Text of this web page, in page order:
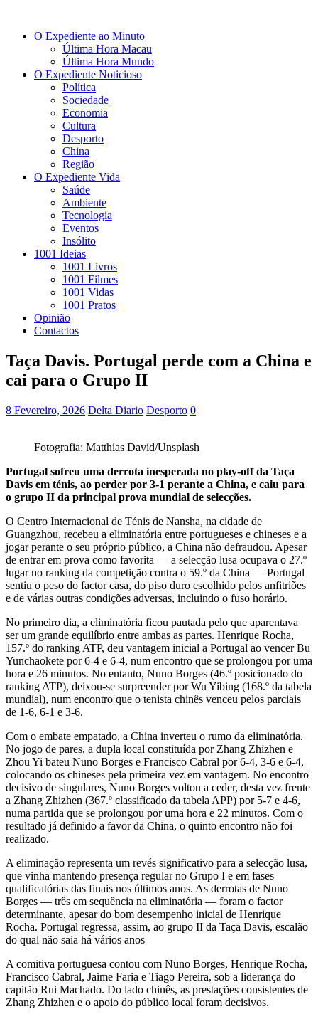
O Expediente ao Minuto
Última Hora Macau
Última Hora Mundo
O Expediente Noticioso
Política
Sociedade
Economia
Cultura
Desporto
China
Região
O Expediente Vida
Saúde
Ambiente
Tecnologia
Eventos
Insólito
1001 Ideias
1001 Livros
1001 Filmes
1001 Vidas
1001 Pratos
Opinião
Contactos
Taça Davis. Portugal perde com a China e
cai para o Grupo II
8 Fevereiro, 2026 Delta Diario Desporto 0
Fotografia: Matthias David/Unsplash
Portugal sofreu uma derrota inesperada no play-off da Taça
Davis em ténis, ao perder por 3-1 perante a China, e caiu para
o grupo II da principal prova mundial de selecções.
O Centro Internacional de Ténis de Nansha, na cidade de
Guangzhou, recebeu a eliminatória entre portugueses e chineses e a
jogar perante o seu próprio público, a China não defraudou. Apesar
de entrar em prova como favorita — a selecção lusa ocupava o 27.º
lugar no ranking da competição contra o 59.º da China — Portugal
sentiu o peso do factor casa, do piso duro escolhido pelos anfitriões
e de várias outras condições adversas, incluindo o fuso horário.
No primeiro dia, a eliminatória ficou pautada pelo que aparentava
ser um grande equilíbrio entre ambas as partes. Henrique Rocha,
157.º do ranking ATP, deu vantagem inicial a Portugal ao vencer Bu
Yunchaokete por 6-4 e 6-4, num encontro que se prolongou por uma
hora e 26 minutos. No entanto, Nuno Borges (46.º posicionado do
ranking ATP), deixou-se surpreender por Wu Yibing (168.º da tabela
mundial), num encontro que o tenista chinês venceu pelos parciais
de 1-6, 6-1 e 3-6.
Com o embate empatado, a China inverteu o rumo da eliminatória.
No jogo de pares, a dupla local constituída por Zhang Zhizhen e
Zhou Yi bateu Nuno Borges e Francisco Cabral por 6-4, 3-6 e 6-4,
colocando os chineses pela primeira vez em vantagem. No encontro
decisivo de singulares, Nuno Borges voltou a ceder, desta vez frente
a Zhang Zhizhen (367.º classificado da tabela APP) por 5-7 e 4-6,
numa partida que se prolongou por uma hora e 22 minutos. Com o
resultado já definido a favor da China, o quinto encontro não foi
realizado.
A eliminação representa um revés significativo para a selecção lusa,
que vinha mantendo presença regular no Grupo I e em fases
qualificatórias das finais nos últimos anos. As derrotas de Nuno
Borges — três em sequência na eliminatória — foram o factor
determinante, apesar do bom desempenho inicial de Henrique
Rocha. Portugal regressa, assim, ao grupo II da Taça Davis, escalão
do qual não saia há vários anos
A comitiva portuguesa contou com Nuno Borges, Henrique Rocha,
Francisco Cabral, Jaime Faria e Tiago Pereira, sob a liderança do
capitão Rui Machado. Do lado chinês, as prestações consistentes de
Zhang Zhizhen e o apoio do público local foram decisivos.